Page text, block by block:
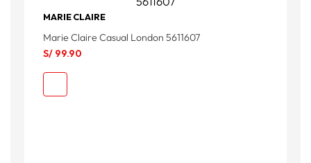
MARIE CLAIRE
Marie Claire Casual London 5611607
S/ 99.90